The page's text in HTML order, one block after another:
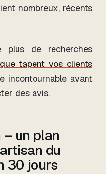
nombreux, récents
plus de recherches
tapent vos clients
incontournable avant
des avis.
un plan
du
30 jours